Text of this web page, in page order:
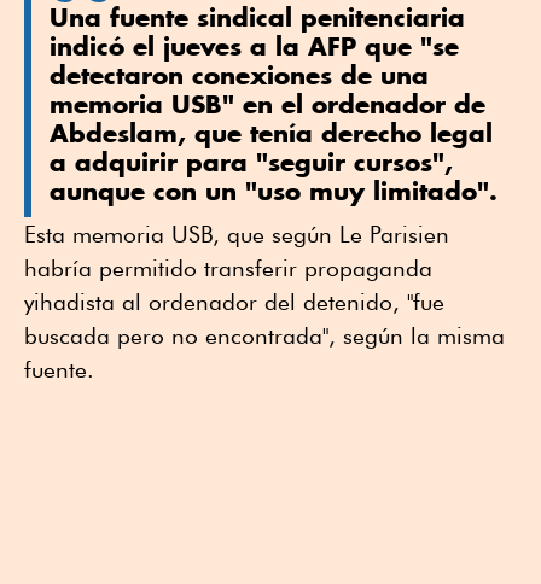
Una fuente sindical penitenciaria
indicó el jueves a la AFP que "se
detectaron conexiones de una
memoria USB" en el ordenador de
Abdeslam, que tenía derecho legal
a adquirir para "seguir cursos",
aunque con un "uso muy limitado".
Esta memoria USB, que según Le Parisien
habría permitido transferir propaganda
yihadista al ordenador del detenido, "fue
buscada pero no encontrada", según la misma
fuente.